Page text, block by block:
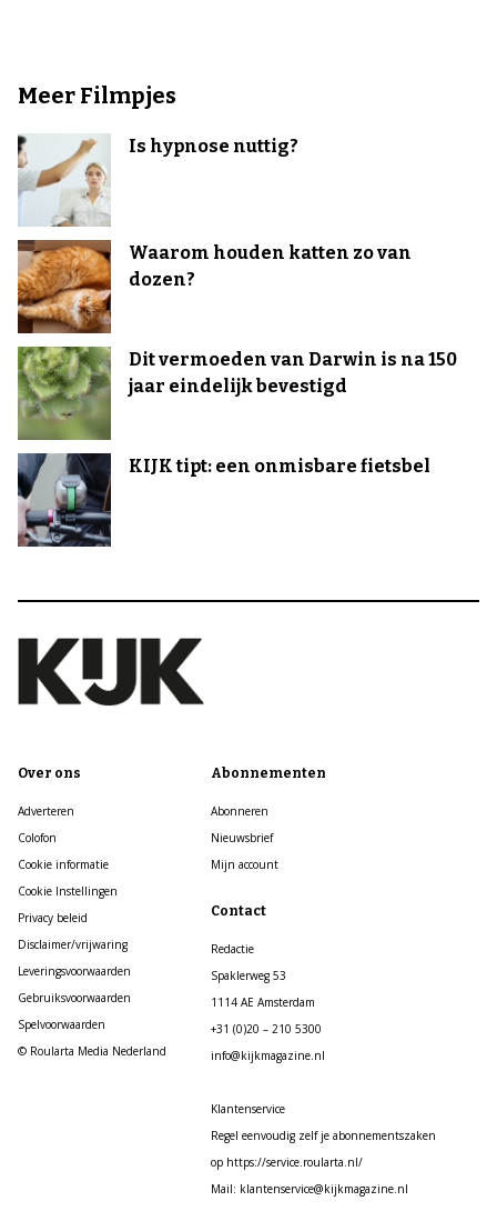
Meer Filmpjes
Is hypnose nuttig?
Waarom houden katten zo van
dozen?
Dit vermoeden van Darwin is na 150
jaar eindelijk bevestigd
KIJK tipt: een onmisbare fietsbel
Over ons
Adverteren
Colofon
Cookie informatie
Cookie Instellingen
Privacy beleid
Disclaimer/vrijwaring
Leveringsvoorwaarden
Gebruiksvoorwaarden
Spelvoorwaarden
© Roularta Media Nederland
Abonnementen
Abonneren
Nieuwsbrief
Mijn account
Contact
Redactie
Spaklerweg 53
1114 AE Amsterdam
+31 (0)20 – 210 5300
info@kijkmagazine.nl
Klantenservice
Regel eenvoudig zelf je abonnementszaken
op https://service.roularta.nl/
Mail: klantenservice@kijkmagazine.nl